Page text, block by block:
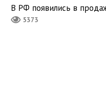
В РФ появились в
5373